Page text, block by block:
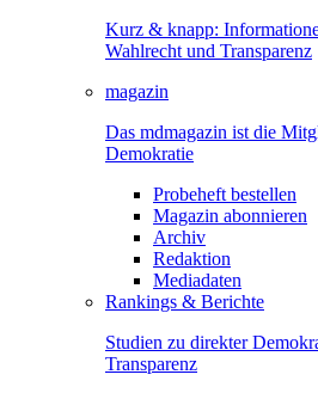
Kurz & knapp:
Wahlrecht und Transparenz
magazin
Das mdmagazin ist die
Demokratie
Probeheft bestellen
Magazin abonnieren
Archiv
Redaktion
Mediadaten
Rankings & Berichte
Studien zu direkter
Transparenz